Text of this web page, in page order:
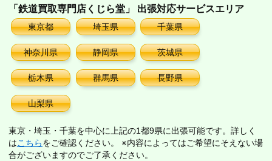
「鉄道買取専門店くじら堂」 出張対応サービスエリア
東京都 埼玉県 千葉県
神奈川県 静岡県 茨城県
栃木県 群馬県 長野県
山梨県
東京・埼玉・千葉を中心に上記の1都9県に出張可能です。詳しく
はこちらをご確認ください。 ※内容によってはご希望にそえない場
合がございますのでご了承ください。